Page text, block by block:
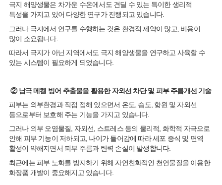
극지 해양생물은 차가운 수온에서도 견딜 수 있는 특이한 생리적
특성을 가지고 있어 다양한 연구가 진행되고 있습니다.
그러나 극지에서 연구를 수행하는 것은 환경적 제약이 많고, 비용이
많이 소요됩니다.
따라서 극지가 아닌 지역에서도 극지 해양생물을 연구하고 사육할 수
있는 시스템이 필요하게 되었습니다.
② 남극 메켈 빙어 추출물을 활용한 자외선 차단 및 피부 주름개선 기술
피부는 외부환경과 직접 접해 있으면서 온도, 습도, 항원 및 자외선
등으로부터 보호해 주는 기능을 가지고 있습니다.
그러나 외부 오염물질, 자외선, 스트레스 등의 물리적, 화학적 자극으로
인해 피부 기능이 저하되고, 나이가 들어감에 따라 세포 증식 및 면역
활성이 약해지면서 피부 주름과 탄력 손실이 발생합니다.
최근에는 피부 노화를 방지하기 위해 자연친화적인 천연물질을 이용한
화장품 개발이 중요해지고 있습니다.